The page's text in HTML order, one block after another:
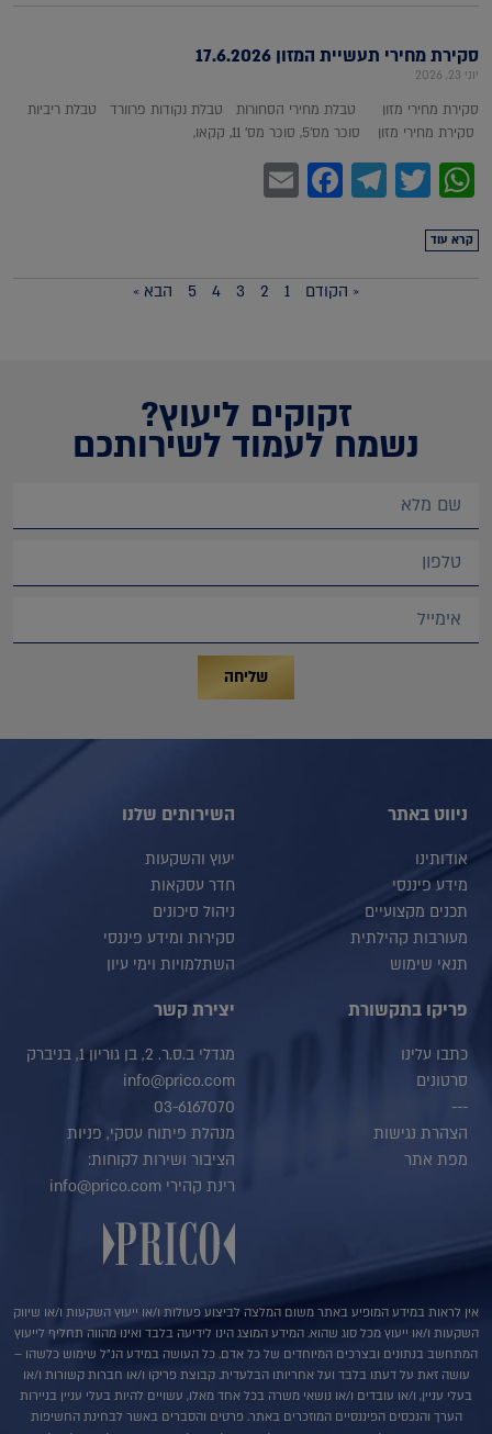
סקירת מחירי תעשיית המזון 17.6.2026
יוני 23, 2026
סקירת מחירי מזון טבלת מחירי הסחורות טבלת נקודות פרוורד טבלת ריביות
סקירת מחירי מזון סוכר מס'5, סוכר מס' 11, קקאו,
WhatsApp
Twitter
Telegram
Facebook
קרא עוד
« הקודם 1
2
3
4
5 הבא »
זקוקים ליעוץ?
נשמח לעמוד לשירותכם
שליחה
ניווט באתר
אודותינו
מידע פיננסי
תכנים מקצועיים
מעורבות קהילתית
תנאי שימוש
השירותים שלנו
יעוץ והשקעות
חדר עסקאות
ניהול סיכונים
סקירות ומידע פיננסי
השתלמויות וימי עיון
פריקו בתקשורת
כתבו עלינו
סרטונים
---
הצהרת נגישות
מפת אתר
יצירת קשר
מגדלי ב.ס.ר. 2, בן גוריון 1, בניברק
info@prico.com
03-6167070
מנהלת פיתוח עסקי, פניות
הציבור ושירות לקוחות:
רינת קהירי info@prico.com
אין לראות במידע המופיע באתר משום המלצה לביצוע פעולות ו/או ייעוץ השקעות ו/או שיווק
השקעות ו/או ייעוץ מכל סוג שהוא. המידע המוצג הינו לידיעה בלבד ואינו מהווה תחליף לייעוץ
המתחשב בנתונים ובצרכים המיוחדים של כל אדם. כל העושה במידע הנ"ל שימוש כלשהו –
עושה זאת על דעתו בלבד ועל אחריותו הבלעדית. קבוצת פריקו ו/או חברות קשורות ו/או
בעלי עניין, ו/או עובדים ו/או נושאי משרה בכל אחד מאלו, עשויים להיות בעלי עניין בניירות
הערך והנכסים הפיננסיים המוזכרים באתר. פרטים והסברים באשר לבחינת החשיפות